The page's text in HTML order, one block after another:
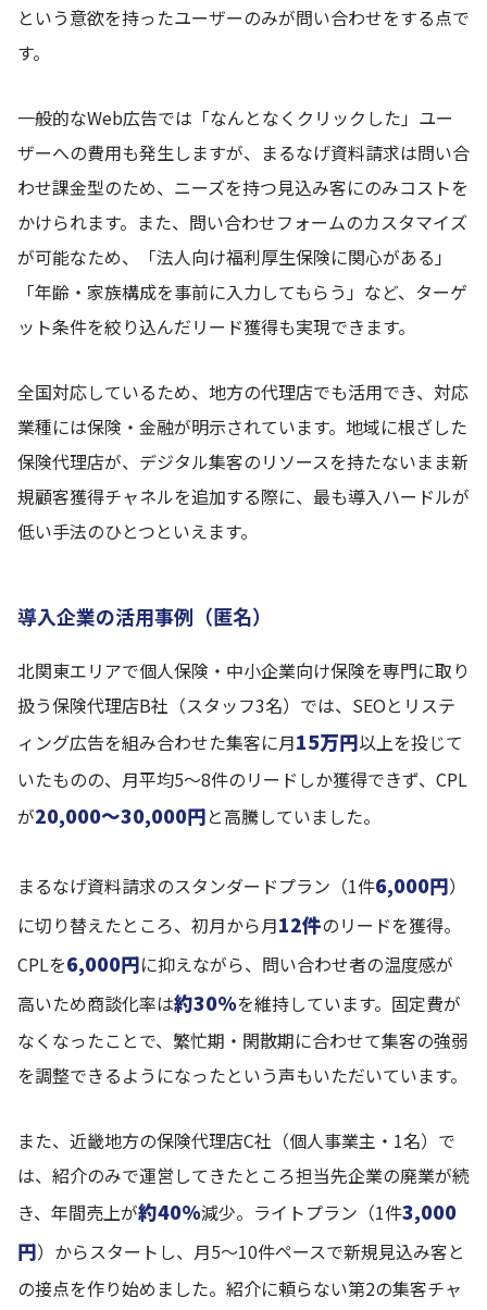
という意欲を持ったユーザーのみが問い合わせをする点で
す。
一般的なWeb広告では「なんとなくクリックした」ユー
ザーへの費用も発生しますが、まるなげ資料請求は問い合
わせ課金型のため、ニーズを持つ見込み客にのみコストを
かけられます。また、問い合わせフォームのカスタマイズ
が可能なため、「法人向け福利厚生保険に関心がある」
「年齢・家族構成を事前に入力してもらう」など、ターゲ
ット条件を絞り込んだリード獲得も実現できます。
全国対応しているため、地方の代理店でも活用でき、対応
業種には保険・金融が明示されています。地域に根ざした
保険代理店が、デジタル集客のリソースを持たないまま新
規顧客獲得チャネルを追加する際に、最も導入ハードルが
低い手法のひとつといえます。
導入企業の活用事例（匿名）
北関東エリアで個人保険・中小企業向け保険を専門に取り
扱う保険代理店B社（スタッフ3名）では、SEOとリステ
ィング広告を組み合わせた集客に月15万円以上を投じて
いたものの、月平均5〜8件のリードしか獲得できず、CPL
が20,000〜30,000円と高騰していました。
まるなげ資料請求のスタンダードプラン（1件6,000円）
に切り替えたところ、初月から月12件のリードを獲得。
CPLを6,000円に抑えながら、問い合わせ者の温度感が
高いため商談化率は約30%を維持しています。固定費が
なくなったことで、繁忙期・閑散期に合わせて集客の強弱
を調整できるようになったという声もいただいています。
また、近畿地方の保険代理店C社（個人事業主・1名）で
は、紹介のみで運営してきたところ担当先企業の廃業が続
き、年間売上が約40%減少。ライトプラン（1件3,000
円）からスタートし、月5〜10件ペースで新規見込み客と
の接点を作り始めました。紹介に頼らない第2の集客チャ